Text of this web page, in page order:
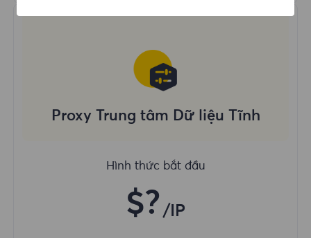
Proxy Trung tâm Dữ liệu Tĩnh
Hình thức bắt đầu
$? /IP